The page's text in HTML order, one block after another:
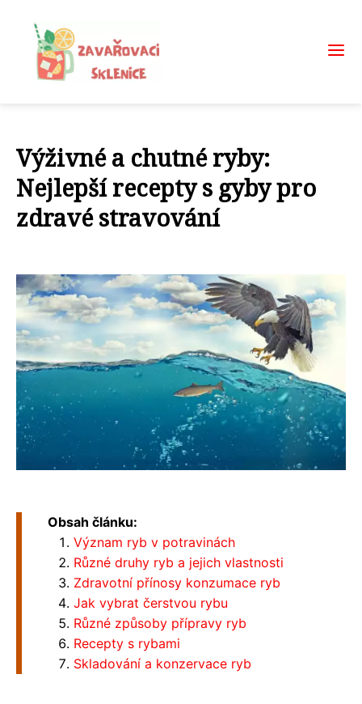
Výživné a chutné ryby:
Nejlepší recepty s gyby pro
zdravé stravování
Obsah článku:
Význam ryb v potravinách
Různé druhy ryb a jejich vlastnosti
Zdravotní přínosy konzumace ryb
Jak vybrat čerstvou rybu
Různé způsoby přípravy ryb
Recepty s rybami
Skladování a konzervace ryb